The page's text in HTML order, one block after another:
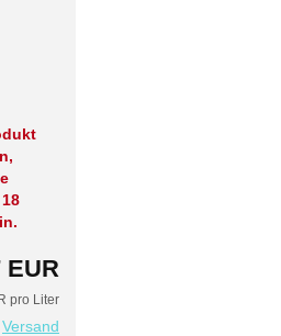
EUR
pro Liter
Versand